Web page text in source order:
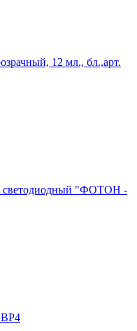
12 мл., бл.,арт.
светодиодный "ФОТОН -